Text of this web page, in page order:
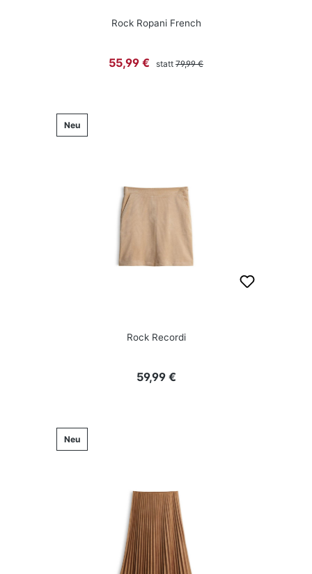
Rock Ropani French
Verkaufspreis:
55,99 € statt Regulärer Preis:
79,99 €
Neu
Rock Recordi
Regulärer Preis:
59,99 €
Neu